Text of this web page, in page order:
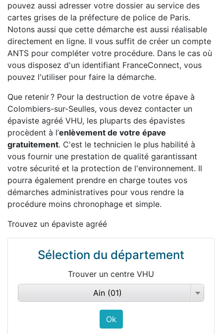
pouvez aussi adresser votre dossier au service des
cartes grises de la préfecture de police de Paris.
Notons aussi que cette démarche est aussi réalisable
directement en ligne. Il vous suffit de créer un compte
ANTS pour compléter votre procédure. Dans le cas où
vous disposez d'un identifiant FranceConnect, vous
pouvez l'utiliser pour faire la démarche.
Que retenir ? Pour la destruction de votre épave à
Colombiers-sur-Seulles, vous devez contacter un
épaviste agréé VHU, les pluparts des épavistes
procèdent à l’enlèvement de votre épave
gratuitement. C'est le technicien le plus habilité à
vous fournir une prestation de qualité garantissant
votre sécurité et la protection de l'environnement. Il
pourra également prendre en charge toutes vos
démarches administratives pour vous rendre la
procédure moins chronophage et simple.
Trouvez un épaviste agréé
Sélection du département
Trouver un centre VHU
Ain (01)